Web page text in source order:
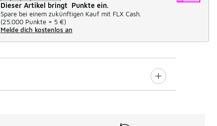
Dieser Artikel bringt Punkte ein.
Spare bei einem zukünftigen Kauf mit FLX Cash.
(25.000 Punkte = 5 €)
Melde dich kostenlos an